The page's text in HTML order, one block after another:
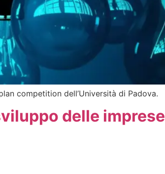
competition dell’Università di Padova.
delle imprese